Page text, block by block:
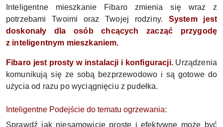
Inteligentne mieszkanie Fibaro zmienia się wraz z
potrzebami Twoimi oraz Twojej rodziny. System jest
doskonały dla osób chcących zacząć przygodę
z inteligentnym mieszkaniem.
Fibaro jest prosty w instalacji i konfiguracji.Urządzenia
komunikują się ze sobą bezprzewodowo i są gotowe do
użycia od razu po wyciągnięciu z pudełka.
Inteligentne Podejście do tematu ogrzewania:
Sprawdź jak niesamowicie proste i efektywne może być